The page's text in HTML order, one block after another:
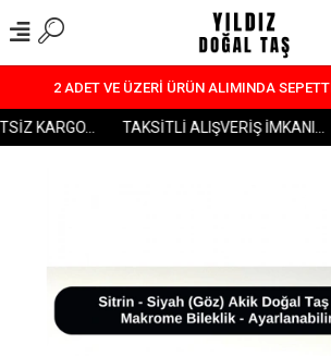
2 ADET VE ÜZERİ ÜRÜN ALIMINDA
KARGO... TAKSİTLİ ALIŞVERİŞ İMKANI...